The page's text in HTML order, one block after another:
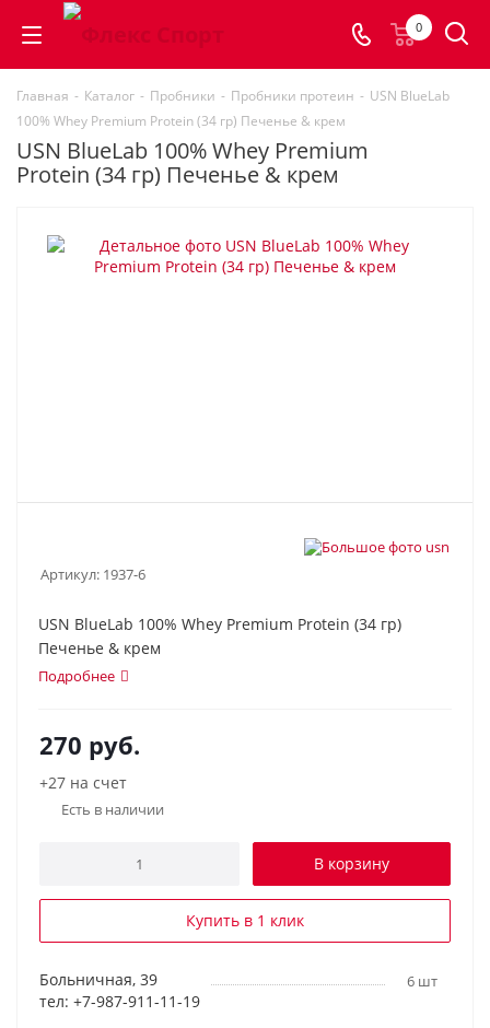
0
Главная - Каталог - Пробники - Пробники протеин - USN BlueLab
100% Whey Premium Protein (34 гр) Печенье & крем
USN BlueLab 100% Whey Premium
Protein (34 гр) Печенье & крем
Артикул: 1937-6
USN BlueLab 100% Whey Premium Protein (34 гр)
Печенье & крем
Подробнее
270 руб.
+27 на счет
Есть в наличии
В корзину
Купить в 1 клик
Больничная, 39
тел: +7-987-911-11-19
6 шт